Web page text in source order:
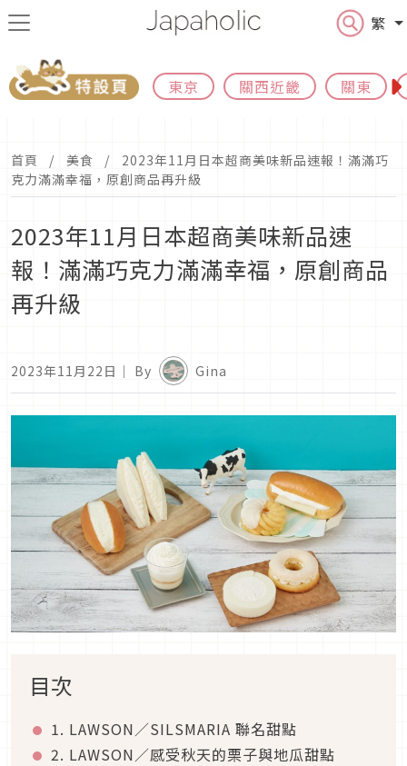
繁
東京 關西近畿 關東
首頁 美食
2023年11月日本超商美味新品速報！滿滿巧
克力滿滿幸福，原創商品再升級
2023年11月日本超商美味新品速
報！滿滿巧克力滿滿幸福，原創商品
再升級
2023年11月22日 ｜ By Gina
目次
1. LAWSON／SILSMARIA 聯名甜點
2. LAWSON／感受秋天的栗子與地瓜甜點